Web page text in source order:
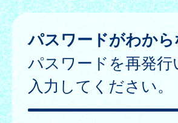
パスワードがわか
パスワードを再発
入力してください。